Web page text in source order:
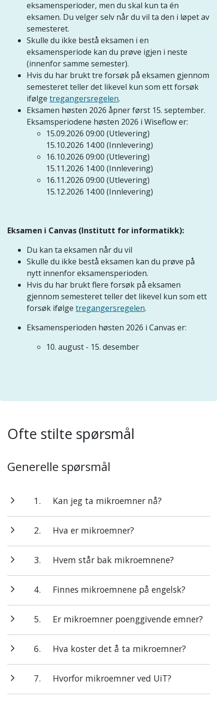
eksamensperioder, men du skal kun ta én
eksamen. Du velger selv når du vil ta den i løpet av
semesteret.
Skulle du ikke bestå eksamen i en
eksamensperiode kan du prøve igjen i neste
(innenfor samme semester).
Hvis du har brukt tre forsøk på eksamen gjennom
semesteret teller det likevel kun som ett forsøk
ifølge tregangersregelen.
Eksamen høsten 2026 åpner først 15. september.
Eksamsperiodene høsten 2026 i Wiseflow er:
15.09.2026 09:00 (Utlevering)
15.10.2026 14:00 (Innlevering)
16.10.2026 09:00 (Utlevering)
15.11.2026 14:00 (Innlevering)
16.11.2026 09:00 (Utlevering)
15.12.2026 14:00 (Innlevering)
Eksamen i Canvas (Institutt for informatikk):
Du kan ta eksamen når du vil
Skulle du ikke bestå eksamen kan du prøve på
nytt innenfor eksamensperioden.
Hvis du har brukt flere forsøk på eksamen
gjennom semesteret teller det likevel kun som ett
forsøk ifølge tregangersregelen.
Eksamensperioden høsten 2026 i Canvas er:
10. august - 15. desember
Ofte stilte spørsmål
Generelle spørsmål
1. Kan jeg ta mikroemner nå?
2. Hva er mikroemner?
3. Hvem står bak mikroemnene?
4. Finnes mikroemnene på engelsk?
5. Er mikroemner poenggivende emner?
6. Hva koster det å ta mikroemner?
7. Hvorfor mikroemner ved UiT?